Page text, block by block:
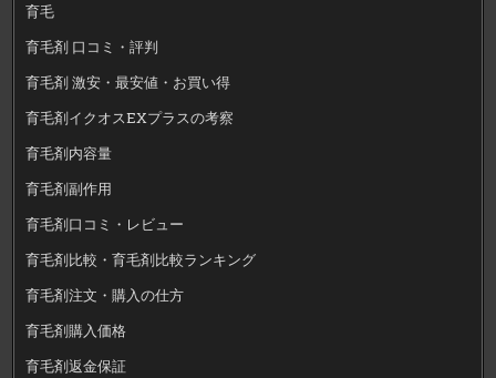
育毛
育毛剤 口コミ・評判
育毛剤 激安・最安値・お買い得
育毛剤イクオスEXプラスの考察
育毛剤内容量
育毛剤副作用
育毛剤口コミ・レビュー
育毛剤比較・育毛剤比較ランキング
育毛剤注文・購入の仕方
育毛剤購入価格
育毛剤返金保証